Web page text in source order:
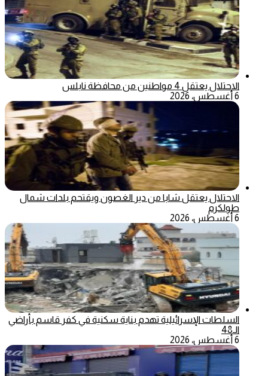
الاحتلال يعتقل 4 مواطنين من محافظة نابلس
6 أغسطس، 2026
الاحتلال يعتقل شابا من دير الغصون ويقتحم بلدات شمال
طولكرم
6 أغسطس، 2026
السلطات الإسرائيلية تهدم بناية سكنية في كفر قاسم بأراضي
الـ48
6 أغسطس، 2026